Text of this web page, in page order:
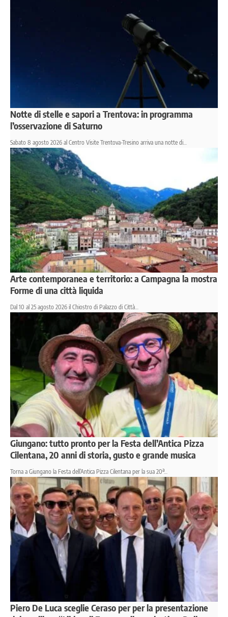
Notte di stelle e sapori a Trentova: in programma
l’osservazione di Saturno
Sabato 8 agosto 2026 al Centro Visite Trentova-Tresino arriva una notte di…
Arte contemporanea e territorio: a Campagna la mostra
Forme di una città liquida
Dal 10 al 25 agosto 2026 il Chiostro di Palazzo di Città…
Giungano: tutto pronto per la Festa dell’Antica Pizza
Cilentana, 20 anni di storia, gusto e grande musica
Torna a Giungano la Festa dell’Antica Pizza Cilentana per la sua 20ª…
Piero De Luca sceglie Ceraso per per la presentazione